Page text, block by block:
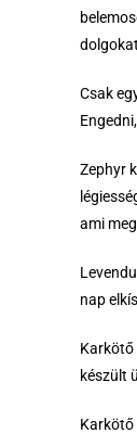
Csak
Zephyr
ami
nap
Karkötő
készült
Karkötő